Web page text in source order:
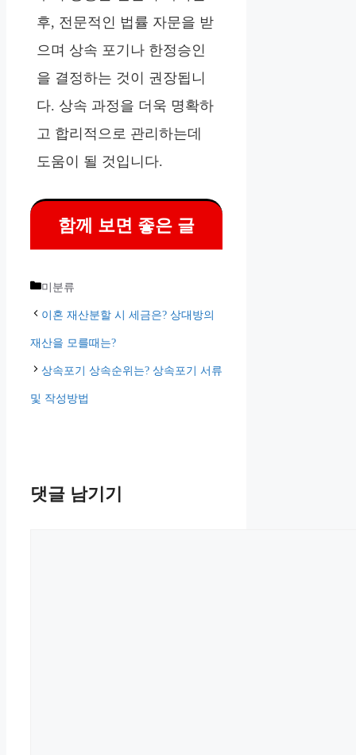
후, 전문적인 법률 자문을 받
으며 상속 포기나 한정승인
을 결정하는 것이 권장됩니
다. 상속 과정을 더욱 명확하
고 합리적으로 관리하는데
도움이 될 것입니다.
함께 보면 좋은 글
카
테
고
리
미분류
이혼 재산분할 시 세금은? 상대방의
재산을 모를때는?
상속포기 상속순위는? 상속포기 서류
및 작성방법
댓글 남기기